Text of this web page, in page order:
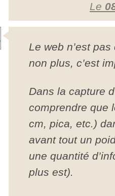
Le
Le web n’est
non plus, c’est
Dans la capture
comprendre que
cm, pica, etc.)
avant tout un
une quantité
plus est).